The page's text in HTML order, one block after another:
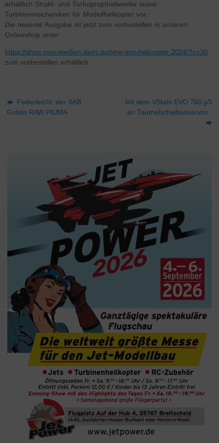
erhältlich Strahl- und Turboproptriebwerke sowie
Turbinenmechaniken für Modellhelikopter vor.
Die neueste Ausgabe ist jetzt zum vorbestellen in unseren
Onlineshop unter:
https://shop.msv-medien.de/rc-turbine-jets-helicopter-2024/?c=30
zum vorbestellen erhältlich.
Federleicht: der SAB
Goblin RAW PIUMA
Mit dem VStabi EVO 760 µS
an Taumelscheibenservos.